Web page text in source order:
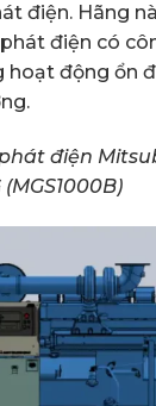
điện. Hãng
điện có
hoạt động ổn
điện
(MGS1000B)